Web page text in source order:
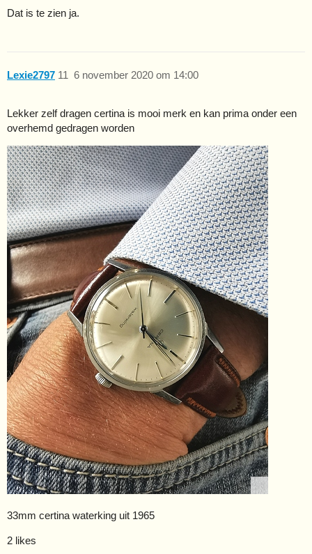
Dat is te zien ja.
Lexie2797 6 november 2020 om 14:00
11
Lekker zelf dragen certina is mooi merk en kan prima onder een
overhemd gedragen worden
33mm certina waterking uit 1965
2 likes